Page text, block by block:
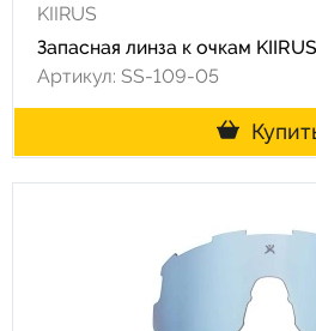
KIIRUS
Запасная линза к очкам
Артикул: SS-109-05